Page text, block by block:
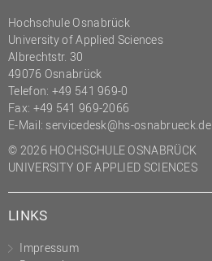
Hochschule Osnabrück
University of Applied Sciences
Albrechtstr. 30
49076 Osnabrück
Telefon: +49 541 969-0
Fax: +49 541 969-2066
E-Mail: servicedesk@hs-osnabrueck.de
© 2026 HOCHSCHULE OSNABRÜCK
UNIVERSITY OF APPLIED SCIENCES
LINKS
Impressum